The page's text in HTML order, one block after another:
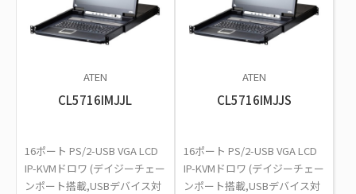
ATEN
CL5716IMJJL
16ポート PS/2-USB VGA LCD
IP-KVMドロワ (デイジーチェー
ンポート搭載,USBデバイス対
ATEN
CL5716IMJJS
16ポート PS/2-USB VGA LCD
IP-KVMドロワ (デイジーチェー
ンポート搭載,USBデバイス対